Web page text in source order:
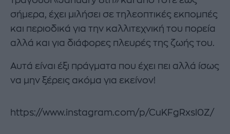
σήμερα, έχει μιλήσει σε τηλεοπτικές εκπομπές
και περιοδικά για την καλλιτεχνική του πορεία
αλλά και για διάφορες πλευρές της ζωής του.
Αυτά είναι έξι πράγματα που έχει πει αλλά ίσως
να μην ξέρεις ακόμα για εκείνον!
https://www.instagram.com/p/CuKFgRxsl0Z/